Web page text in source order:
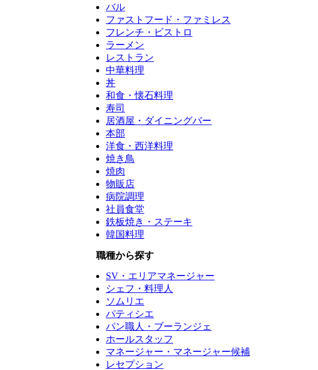
バル
ファストフード・ファミレス
フレンチ・ビストロ
ラーメン
レストラン
中華料理
丼
和食・懐石料理
寿司
居酒屋・ダイニングバー
本部
洋食・西洋料理
焼き鳥
焼肉
物販店
病院調理
社員食堂
鉄板焼き・ステーキ
韓国料理
職種から探す
SV・エリアマネージャー
シェフ・料理人
ソムリエ
パティシエ
パン職人・ブーランジェ
ホールスタッフ
マネージャー・マネージャー候補
レセプション